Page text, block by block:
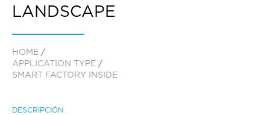
LANDSCAPE
HOME /
APPLICATION TYPE /
SMART FACTORY INSIDE
DESCRIPCIÓN